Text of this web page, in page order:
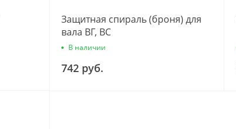
Защитная спираль (броня) для
вала ВГ, ВС
В наличии
742 руб.